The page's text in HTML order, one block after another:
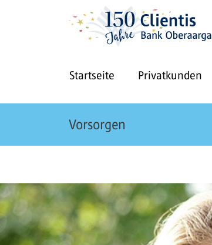
Startseite Privatkunden
Vorsorgen